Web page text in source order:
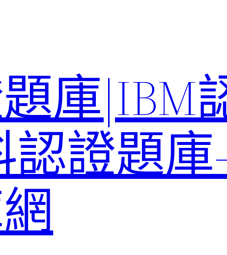
庫|IBM
證題庫